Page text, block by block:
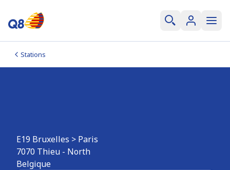
Stations
E19 Bruxelles > Paris
7070 Thieu - North
Belgique